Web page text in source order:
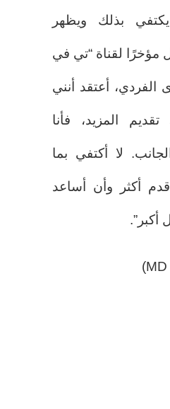
بذلك ويظهر
مؤخرًا لقناة “تي في
الفردي، أعتقد أنني
المزيد، فأنا
لا أكتفي بما
أكثر وأن أساعد
أكبر”.